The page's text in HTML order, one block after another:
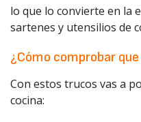
lo que lo convierte en la
sartenes y utensilios de
¿Cómo comprobar
Con estos trucos vas a
cocina: